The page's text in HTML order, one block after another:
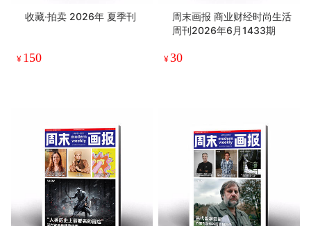
收藏·拍卖 2026年 夏季刊
¥ 150
周末画报 商业财经时尚生活
周刊2026年6月1433期
¥30